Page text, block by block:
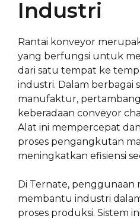
Industri
Rantai konveyor
yang berfungsi untuk
dari satu tempat ke
industri. Dalam berbagai
manufaktur,
keberadaan conveyor
Alat ini mempercepat
proses pengangkutan
meningkatkan efisiensi
Di Ternate, penggunaan
membantu industri
proses produksi. Sistem